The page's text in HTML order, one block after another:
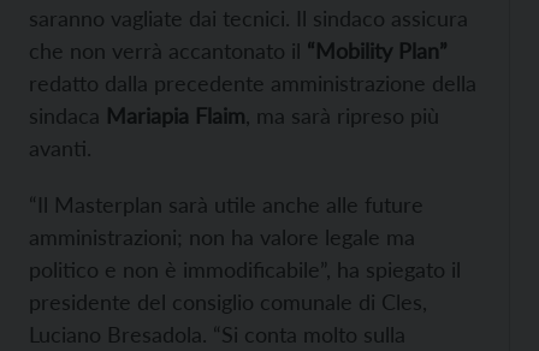
saranno vagliate dai tecnici. Il sindaco assicura
che non verrà accantonato il “Mobility Plan”
redatto dalla precedente amministrazione della
sindaca Mariapia Flaim , ma sarà ripreso più
avanti.
“Il Masterplan sarà utile anche alle future
amministrazioni; non ha valore legale ma
politico e non è immodificabile”, ha spiegato il
presidente del consiglio comunale di Cles,
Luciano Bresadola. “Si conta molto sulla